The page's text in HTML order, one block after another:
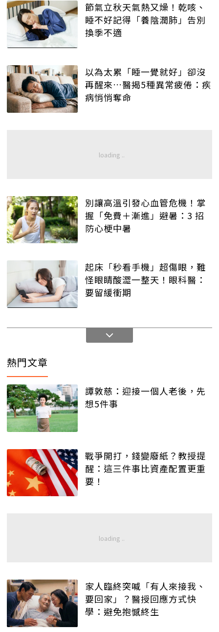
節氣立秋天氣熱又燥！乾咳、
睡不好記得「養陰潤肺」告別
換季不適
以為太累「睡一覺就好」卻沒
再醒來…醫揭5種異常疲倦：疾
病悄悄奪命
別讓高溫引發心血管危機！掌
握「免費＋漸進」避暑：3 招
防心梗中暑
起床「秒看手機」超傷眼，難
怪眼睛酸澀一整天！眼科醫：
要留緩衝期
熱門文章
譚敦慈：迎接一個人老後，先
想5件事
戰爭開打，錢變廢紙？教授提
醒：這三件事比資產配置更重
要！
家人臨終突喊「有人來接我、
要回家」？醫授回應方式快
學：避免抱憾終生